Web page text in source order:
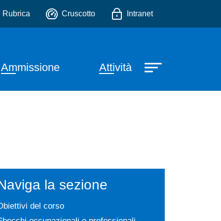
Rubrica Cruscotto Intranet
Ammissione Attività
la sezione
del corso